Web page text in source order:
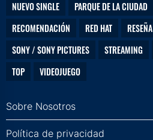
NUEVO SINGLE
PARQUE DE LA CIUDAD
RECOMENDACIÓN
RED HAT RESEÑA
SONY / SONY PICTURES
STREAMING
TOP
VIDEOJUEGO
Sobre Nosotros
Política de privacidad